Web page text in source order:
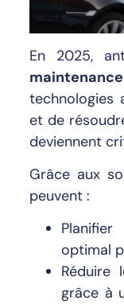
En 2025,
technologies
et de
deviennent
Grâce aux
peuvent :
optimal
Réduire
grâce à